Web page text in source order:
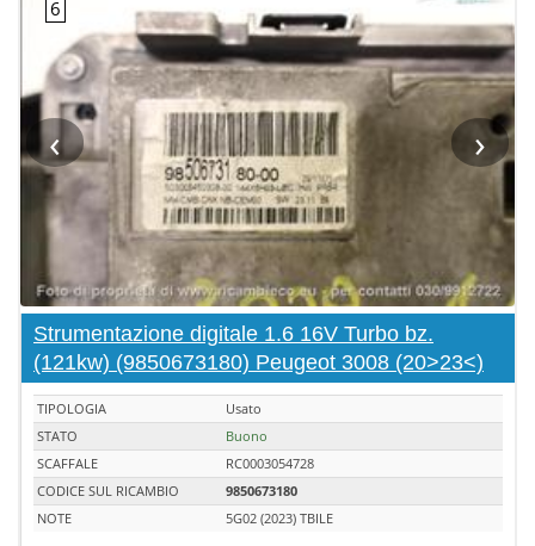
‹ ›
Strumentazione digitale 1.6 16V Turbo bz.
(121kw) (9850673180) Peugeot 3008 (20>23<)
TIPOLOGIA
Usato
STATO
Buono
SCAFFALE
RC0003054728
CODICE SUL RICAMBIO
9850673180
NOTE
5G02 (2023) TBILE